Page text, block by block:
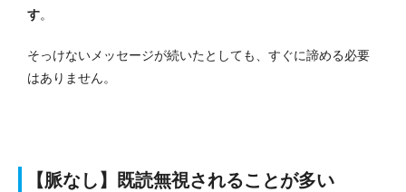
す。
そっけないメッセージが続いたとしても、すぐに諦める必要
はありません。
【脈なし】既読無視されることが多い